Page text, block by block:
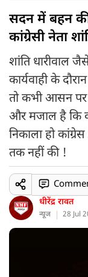
सदन में बहन
कांग्रेसी नेता
शांति धारीवाल
कार्यवाही के
तो कभी आसन
और मजाल है कि
निकाला हो
तक नहीं की !
धीरेंद्र रावत
न्यूज 28 Jul